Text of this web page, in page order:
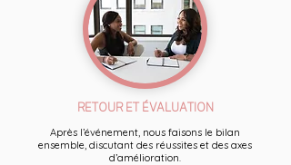
RETOUR ET ÉVALUATION
Après l’événement, nous faisons le bilan
ensemble, discutant des réussites et des axes
d’amélioration.